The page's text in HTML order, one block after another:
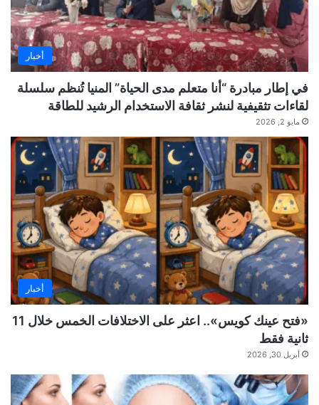
أخبار
في إطار مبادرة “أنا متعلم مدى الحياة” المنيا تُنظم سلسلة
لقاءات تثقيفية لنشر ثقافة الاستخدام الرشيد للطاقة
مايو 2, 2026
أخبار
«فتح عينك كويس».. اعثر على الاختلافات الخمس خلال 11
ثانية فقط
أبريل 30, 2026